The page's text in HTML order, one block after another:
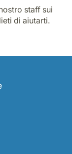
staff sui
di aiutarti.